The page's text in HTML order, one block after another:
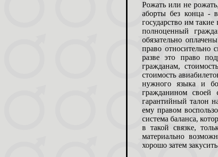
Рожать или не
аборты без конца -
государство им
полноценный
обязательно
право
разве это право
гражданам,
стоимость
нужного языка и
гражданином своей
гарантийный талон
ему правом
система баланса,
в такой связке,
материально
хорошо затем